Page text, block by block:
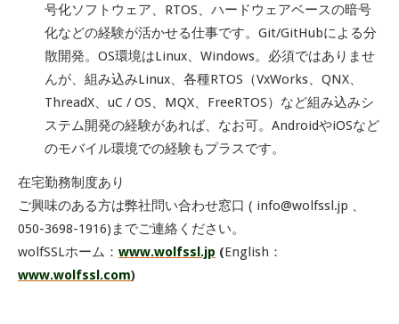
号化ソフトウェア、RTOS、ハードウェアベースの暗号
化などの経験が活かせる仕事です。Git/GitHubによる分
散開発。OS環境はLinux、Windows。必須ではありませ
んが、組み込みLinux、各種RTOS（VxWorks、QNX、
ThreadX、uC / OS、MQX、FreeRTOS）など組み込みシ
ステム開発の経験があれば、なお可。AndroidやiOSなど
のモバイル環境での経験もプラスです。
在宅勤務制度あり
ご興味のある方は弊社問い合わせ窓口 ( info@wolfssl.jp 、
050-3698-1916)までご連絡ください。
wolfSSLホーム： www.wolfssl.jp (English：
www.wolfssl.com)